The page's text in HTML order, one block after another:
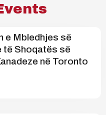
e Mbledhjes së
të Shoqatës së
në Toronto